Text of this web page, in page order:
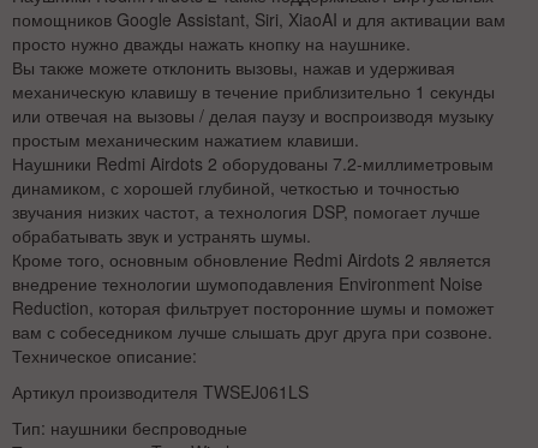
помощников Google Assistant, Siri, XiaoAI и для активации вам
просто нужно дважды нажать кнопку на наушнике.
Вы также можете отклонить вызовы, нажав и удерживая
механическую клавишу в течение приблизительно 1 секунды
или отвечая на вызовы / делая паузу и воспроизводя музыку
простым механическим нажатием клавиши.
Наушники Redmi Airdots 2 оборудованы 7.2-миллиметровым
динамиком, с хорошей глубиной, четкостью и точностью
звучания низких частот, а технология DSP, помогает лучше
обрабатывать звук и устранять шумы.
Кроме того, основным обновление Redmi Airdots 2 является
внедрение технологии шумоподавления Environment Noise
Reduction, которая фильтрует посторонние шумы и поможет
вам с собеседником лучше слышать друг друга при созвоне.
Техническое описание:
Артикул производителя TWSEJ061LS
Тип: наушники беспроводные